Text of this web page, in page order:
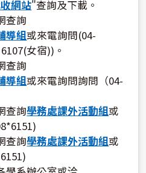
網站"查詢及下載。
查詢
導組或來電詢問(04-
女宿))。
查詢
導組或來電詢問詢問（04-
查詢學務處課外活動組或
查詢學務處課外活動組或